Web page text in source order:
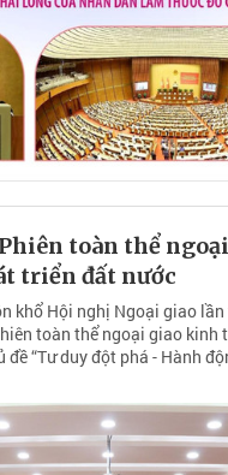
toàn thể
triển đất nước
khổ Hội nghị Ngoại giao lần
toàn thể ngoại giao kinh
“Tư duy đột phá - Hành